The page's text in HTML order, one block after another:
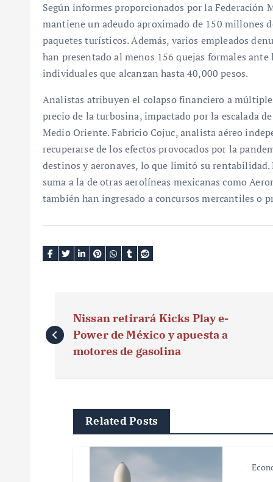
Según informes proporcionados por la Federación
mantiene un adeudo aproximado de 150 millones
paquetes turísticos. Además, varios empleados
han presentado al menos 156 quejas formales
individuales que alcanzan hasta 40,000 pesos.
Analistas atribuyen el colapso financiero a
precio de la turbosina, impactado por la escalada
Medio Oriente. Fabricio Cojuc, analista aéreo
recuperarse de los efectos provocados por la
destinos y aeronaves, lo que limitó su rentabilidad.
suma a la de otras aerolíneas mexicanas como
también han ingresado a concursos mercantiles o
a
Nissan retirará Kicks Play e-
Power de México y apuesta a
motores de gasolina
Related Posts